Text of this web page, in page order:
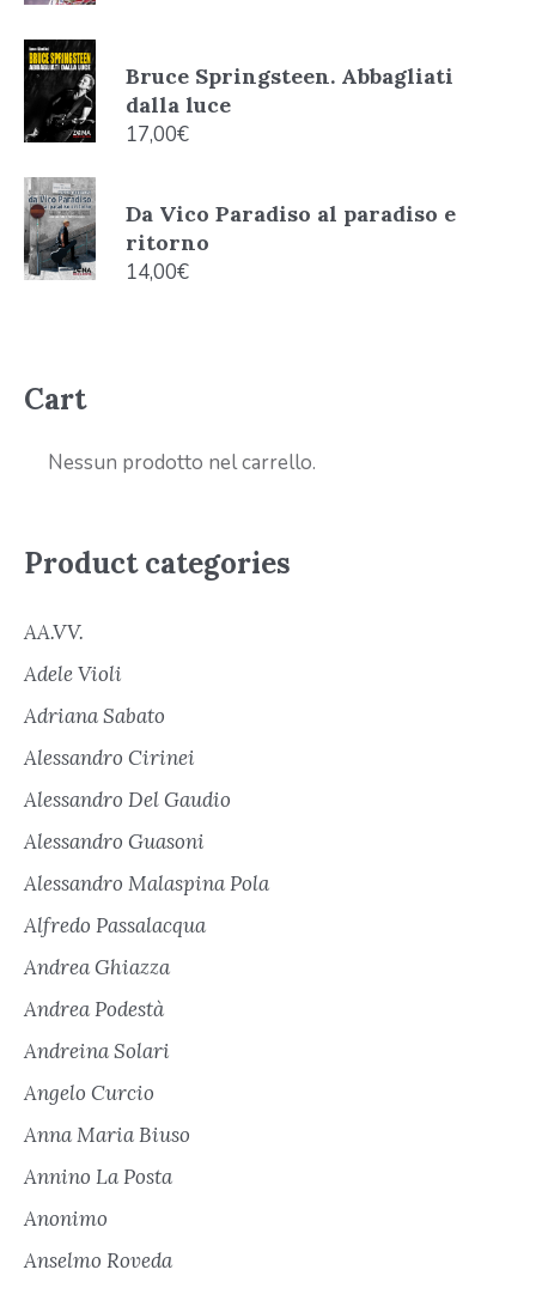
Bruce Springsteen. Abbagliati
dalla luce
17,00€
Da Vico Paradiso al paradiso e
ritorno
14,00€
Cart
Nessun prodotto nel carrello.
Product categories
AA.VV.
Adele Violi
Adriana Sabato
Alessandro Cirinei
Alessandro Del Gaudio
Alessandro Guasoni
Alessandro Malaspina Pola
Alfredo Passalacqua
Andrea Ghiazza
Andrea Podestà
Andreina Solari
Angelo Curcio
Anna Maria Biuso
Annino La Posta
Anonimo
Anselmo Roveda